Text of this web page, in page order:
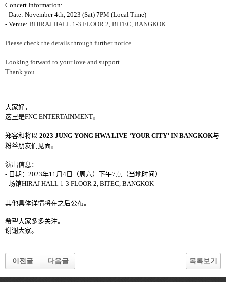
Concert Information:
- Date: November 4th, 2023 (Sat) 7PM (Local Time)
- Venue: BHIRAJ HALL 1-3 FLOOR 2, BITEC, BANGKOK
Please check the details through further notice.
Looking forward to your love and support.
Thank you.
大家好，
这里是FNC ENTERTAINMENT。
郑容和将以 2023 JUNG YONG HWA LIVE ‘YOUR CITY’ IN BANGKOK与
粉丝朋友们见面。
演出信息：
- 日期： 2023年11月 4 日（周六）下午7点（当地时间）
- 场馆HIRAJ HALL 1-3 FLOOR 2, BITEC, BANGKOK
其他具体详情将在之后公布。
希望大家多多关注。
谢谢大家。
이전글 다음글 목록보기